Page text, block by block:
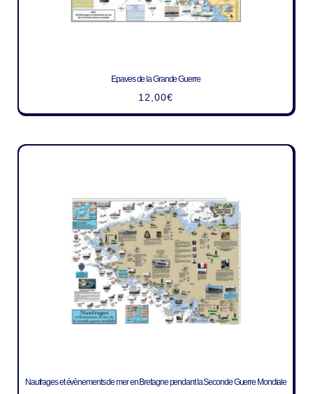
Epaves de la Grande Guerre
12,00€
Naufrages et évènements de mer en Bretagne pendant la Seconde Guerre Mondiale